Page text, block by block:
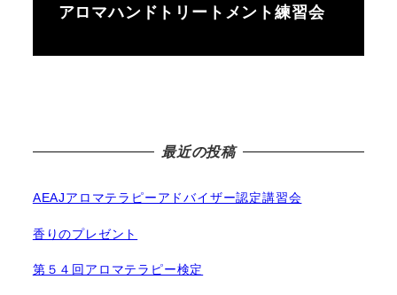
アロマハンドトリートメント練習会
最近の投稿
AEAJアロマテラピーアドバイザー認定講習会
香りのプレゼント
第５４回アロマテラピー検定